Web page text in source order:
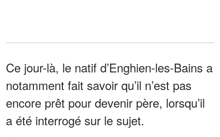
Ce jour-là, le natif d’Enghien-les-Bains a
notamment fait savoir qu’il n’est pas
encore prêt pour devenir père, lorsqu’il
a été interrogé sur le sujet.